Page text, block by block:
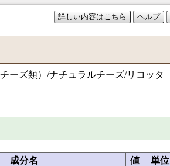
詳しい内容はこちら ヘルプ
ーズ類）/ナチュラルチーズ/リコッタ
成分名 値
単位